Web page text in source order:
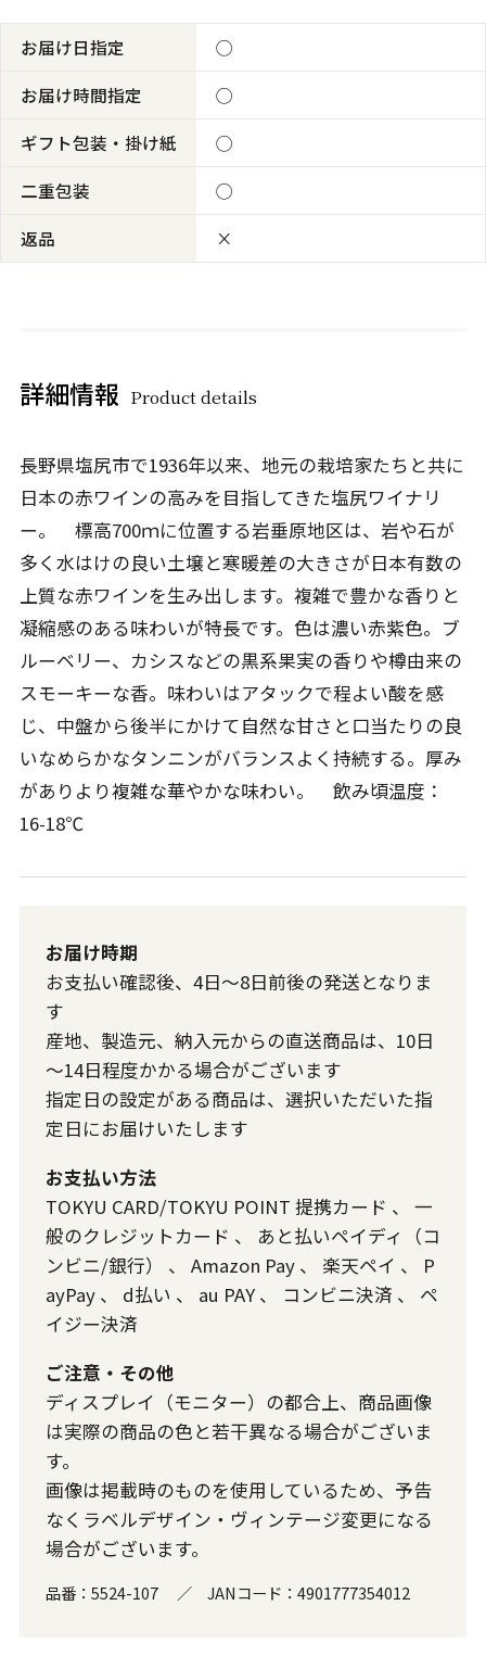
お届け日指定
◯
お届け時間指定
◯
ギフト包装・掛け紙
◯
二重包装
◯
返品
×
詳細情報 Product details
長野県塩尻市で1936年以来、地元の栽培家たちと共に
日本の赤ワインの高みを目指してきた塩尻ワイナリ
ー。 標高700ｍに位置する岩垂原地区は、岩や石が
多く水はけの良い土壌と寒暖差の大きさが日本有数の
上質な赤ワインを生み出します。複雑で豊かな香りと
凝縮感のある味わいが特長です。色は濃い赤紫色。ブ
ルーベリー、カシスなどの黒系果実の香りや樽由来の
スモーキーな香。味わいはアタックで程よい酸を感
じ、中盤から後半にかけて自然な甘さと口当たりの良
いなめらかなタンニンがバランスよく持続する。厚み
がありより複雑な華やかな味わい。 飲み頃温度：
16-18℃
お届け時期
お支払い確認後、4日～8日前後の発送となりま
す
産地、製造元、納入元からの直送商品は、10日
～14日程度かかる場合がございます
指定日の設定がある商品は、選択いただいた指
定日にお届けいたします
お支払い方法
TOKYU CARD/TOKYU POINT 提携カード 、 一
般のクレジットカード 、 あと払いペイディ（コ
ンビニ/銀行）
、 Amazon Pay、 楽天ペイ 、 P
ayPay、 d払い 、 au PAY、 コンビニ決済 、 ペ
イジー決済
ご注意・その他
ディスプレイ（モニター）の都合上、商品画像
は実際の商品の色と若干異なる場合がございま
す。
画像は掲載時のものを使用しているため、予告
なくラベルデザイン・ヴィンテージ変更になる
場合がございます。
品番： 5524-107 ／ JANコード： 4901777354012